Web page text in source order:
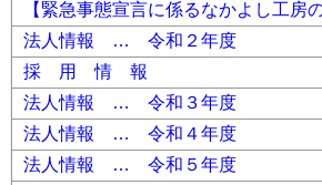
【緊急事態宣言に係るなかよし工房
法人情報 … 令和２年度
採 用 情 報
法人情報 … 令和３年度
法人情報 … 令和４年度
法人情報 … 令和５年度